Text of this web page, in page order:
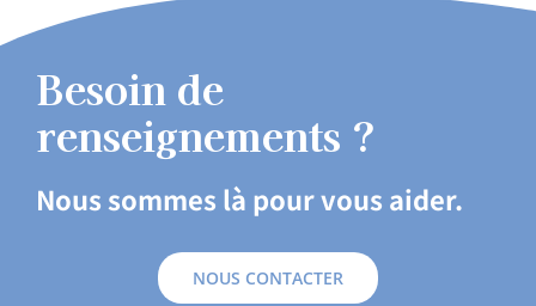
Besoin de
renseignements ?
Nous sommes là pour vous aider.
NOUS CONTACTER